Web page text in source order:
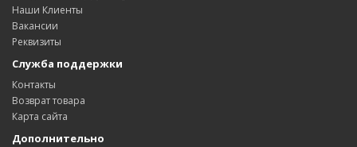
Наши Клиенты
Вакансии
Реквизиты
Служба поддержки
Контакты
Возврат товара
Карта сайта
Дополнительно